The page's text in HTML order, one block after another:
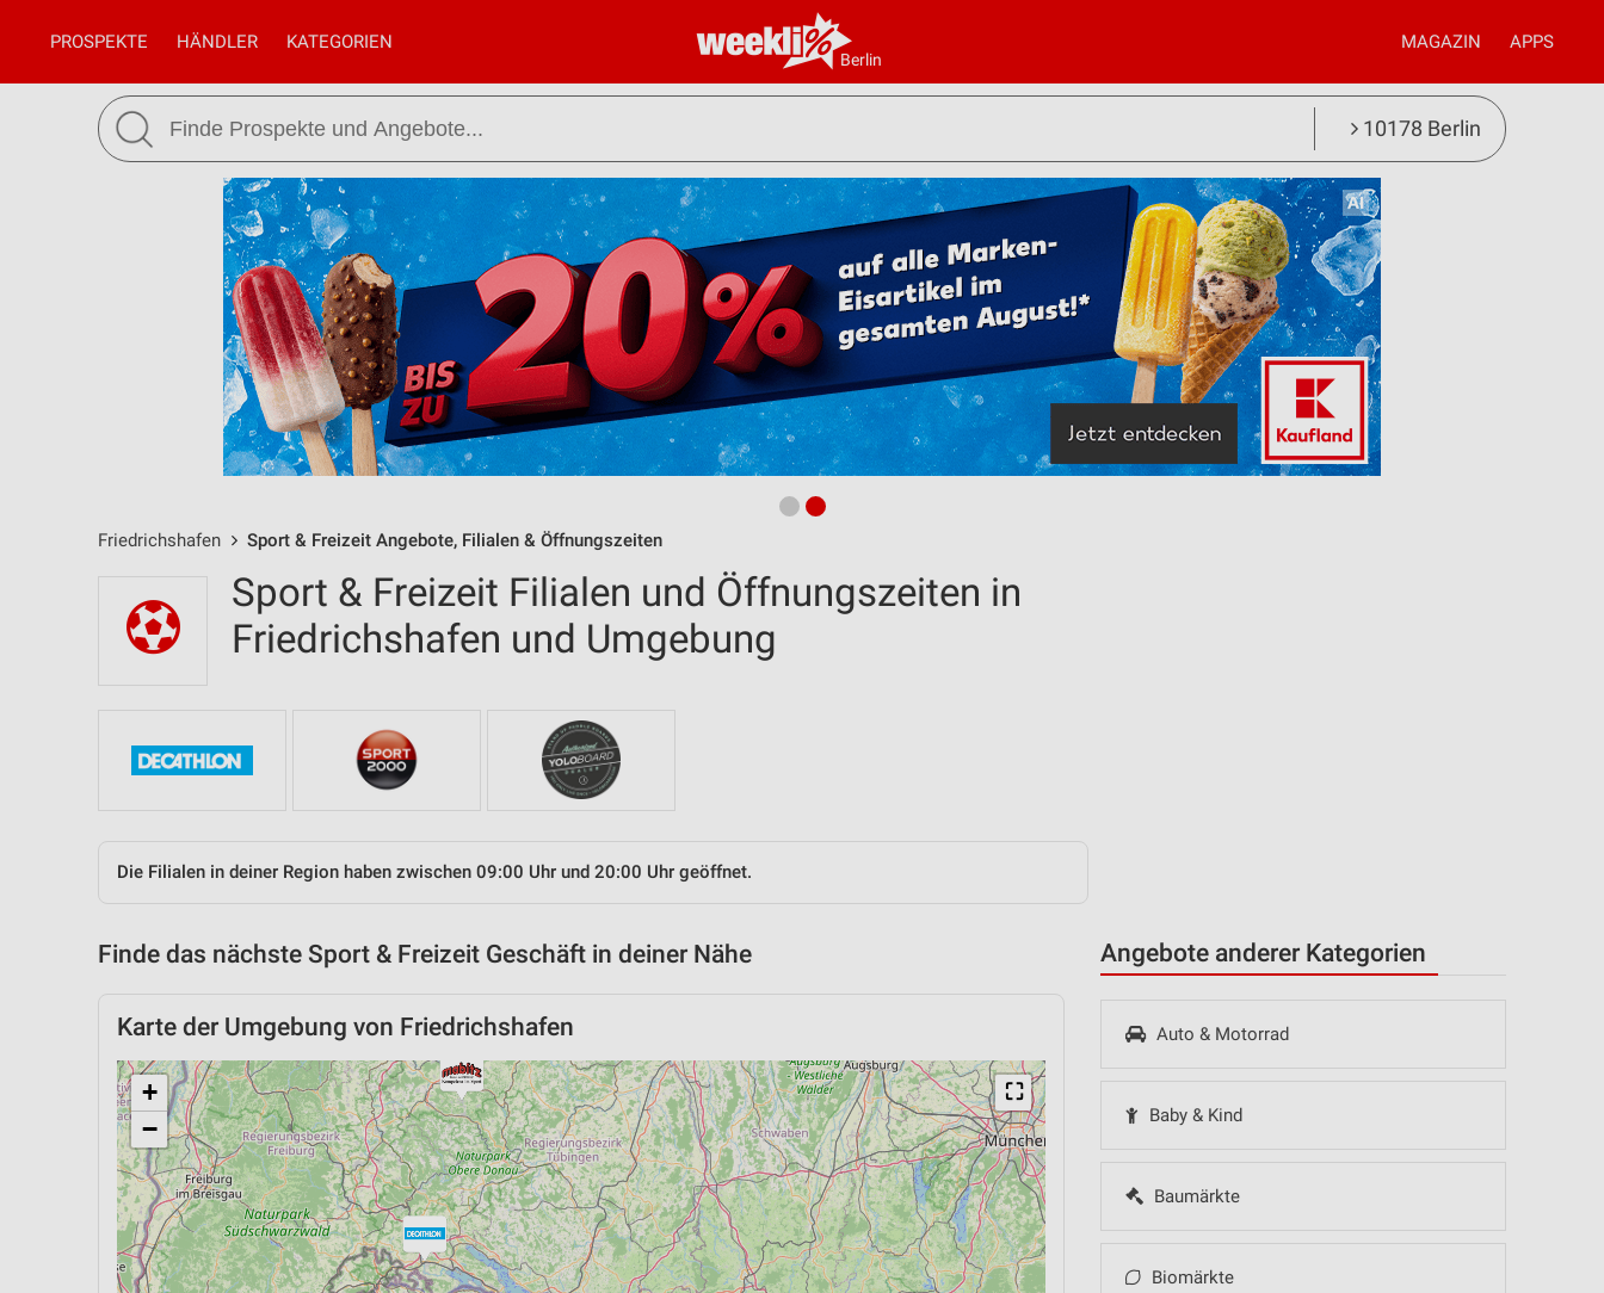
Berlin
PROSPEKTE HÄNDLER KATEGORIEN MAGAZIN APPS
10178 Berlin
Friedrichshafen Sport & Freizeit Angebote, Filialen & Öffnungszeiten
Angebote anderer Kategorien
Auto & Motorrad
Baby & Kind
Baumärkte
Biomärkte
Sport & Freizeit Filialen und Öffnungszeiten in
Friedrichshafen und Umgebung
Die Filialen in deiner Region haben zwischen 09:00 Uhr und 20:00 Uhr geöffnet.
Finde das nächste Sport & Freizeit Geschäft in deiner Nähe
Karte der Umgebung von Friedrichshafen
⛶
+
−